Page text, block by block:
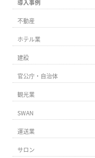
導入事例
不動産
ホテル業
建設
官公庁・自治体
観光業
SWAN
運送業
サロン